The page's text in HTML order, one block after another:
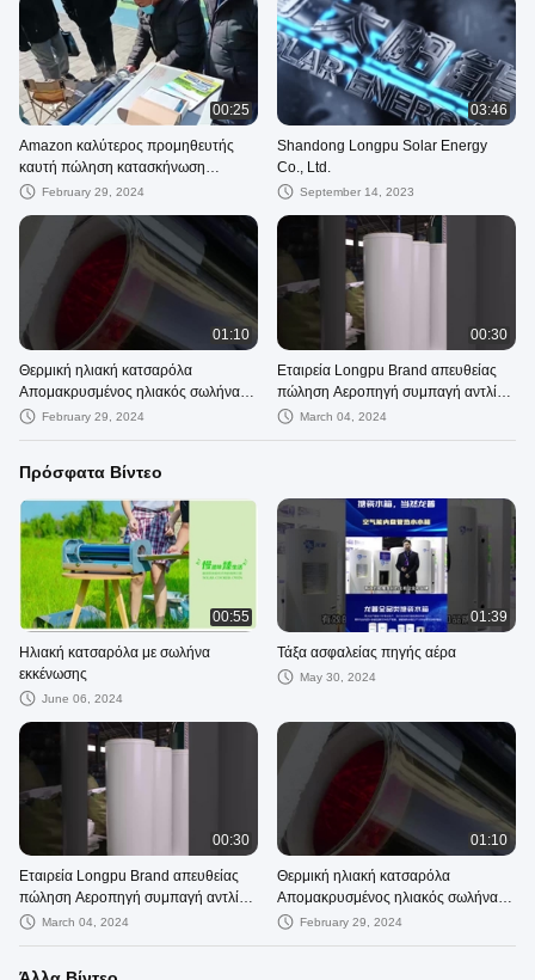
00:25
Amazon καλύτερος προμηθευτής
καυτή πώληση κατασκήνωση
Κεραμίδες και μπάρες νόστιμο
φούρνο
February 29, 2024
03:46
Shandong Longpu Solar Energy
Co., Ltd.
September 14, 2023
01:10
Θερμική ηλιακή κατσαρόλα
Απομακρυσμένος ηλιακός σωλήνας
διαστολή 137mm κενό σωλήνα
February 29, 2024
00:30
Εταιρεία Longpu Brand απευθείας
πώληση Αεροπηγή συμπαγή αντλία
θερμότητας θερμαντήρες νερού για
March 04, 2024
Πρόσφατα Βίντεο
00:55
Ηλιακή κατσαρόλα με σωλήνα
εκκένωσης
June 06, 2024
01:39
Τάξα ασφαλείας πηγής αέρα
May 30, 2024
00:30
Εταιρεία Longpu Brand απευθείας
πώληση Αεροπηγή συμπαγή αντλία
θερμότητας θερμαντήρες νερού για
March 04, 2024
01:10
Θερμική ηλιακή κατσαρόλα
Απομακρυσμένος ηλιακός σωλήνας
διαστολή 137mm κενό σωλήνα
February 29, 2024